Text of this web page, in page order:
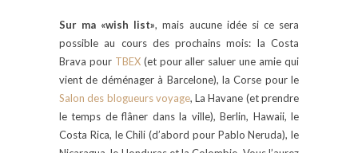
Sur ma «wish list», mais aucune idée si ce sera
possible au cours des prochains mois: la Costa
Brava pour TBEX(et pour aller saluer une amie qui
vient de déménager à Barcelone), la Corse pour le
Salon des blogueurs voyage, La Havane (et prendre
le temps de flâner dans la ville), Berlin, Hawaii, le
Costa Rica, le Chili (d’abord pour Pablo Neruda), le